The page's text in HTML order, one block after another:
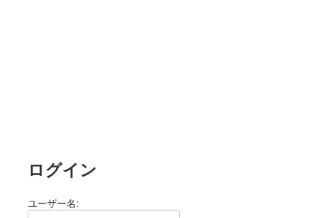
ログイン
ユーザー名: